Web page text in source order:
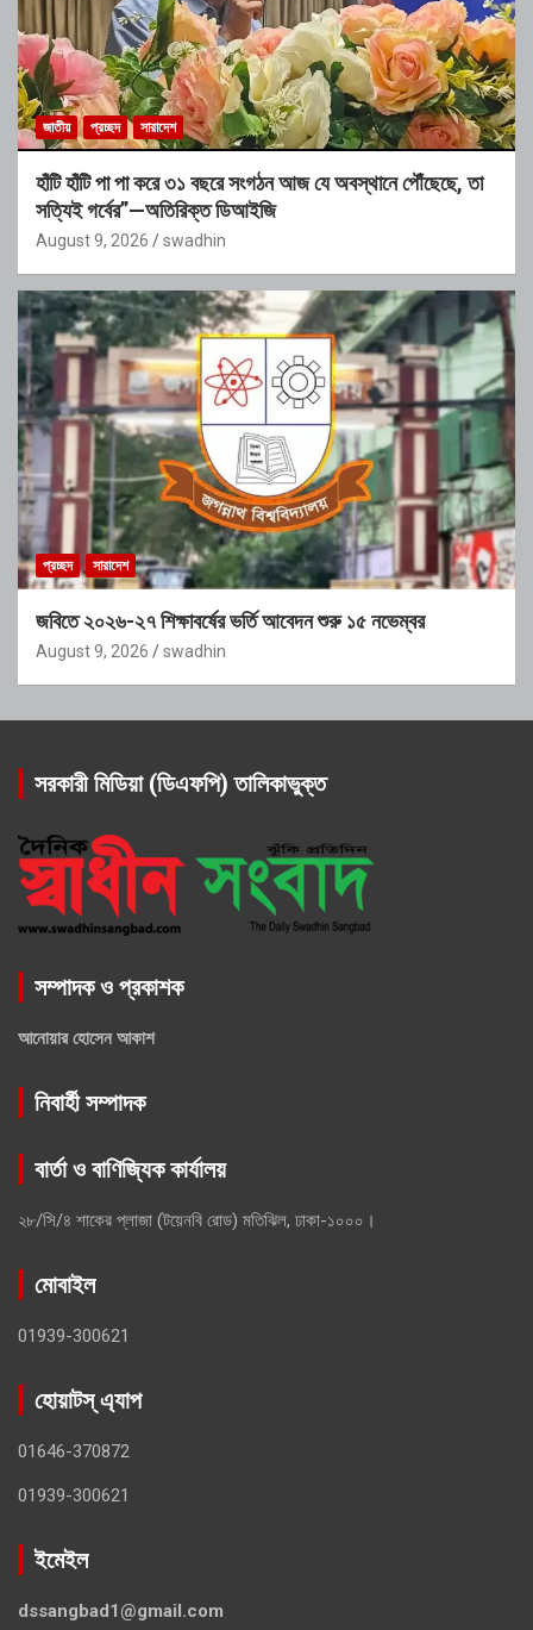
জাতীয় প্রচ্ছদ সারাদেশ
হাঁটি হাঁটি পা পা করে ৩১ বছরে সংগঠন আজ যে অবস্থানে পৌঁছেছে, তা
সত্যিই গর্বের”—অতিরিক্ত ডিআইজি
August 9, 2026 swadhin
প্রচ্ছদ সারাদেশ
জবিতে ২০২৬-২৭ শিক্ষাবর্ষের ভর্তি আবেদন শুরু ১৫ নভেম্বর
August 9, 2026 swadhin
সরকারী মিডিয়া (ডিএফপি) তালিকাভুক্ত
সম্পাদক ও প্রকাশক
আনোয়ার হোসেন আকাশ
নিবার্হী সম্পাদক
বার্তা ও বাণিজ্যিক কার্যালয়
২৮/সি/৪ শাকের প্লাজা (টয়েনবি রোড) মতিঝিল, ঢাকা-১০০০।
মোবাইল
01939-300621
হোয়াটস্ এ্যাপ
01646-370872
01939-300621
ইমেইল
dssangbad1@gmail.com